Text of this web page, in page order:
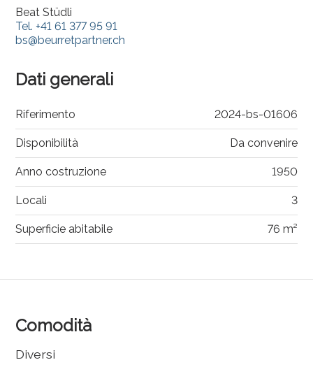
Comodità
Diversi
Beat Stüdli
Tel.+41 61 377 95 91
bs@beurretpartner.ch
Dati generali
Riferimento 2024-bs-01606
Disponibilità Da convenire
Anno costruzione 1950
Locali 3
Superficie abitabile 76 m²